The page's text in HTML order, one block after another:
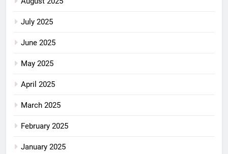
July 2025
June 2025
May 2025
April 2025
March 2025
February 2025
January 2025